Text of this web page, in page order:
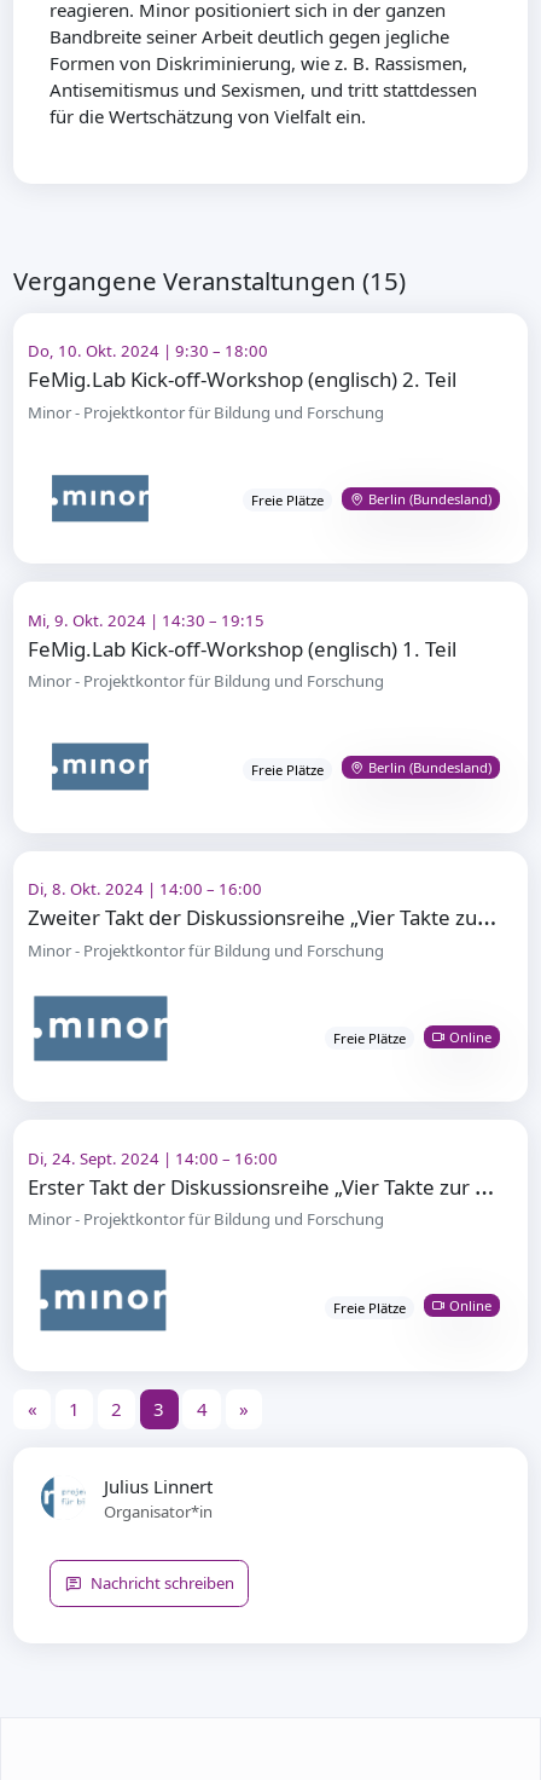
reagieren. Minor positioniert sich in der ganzen
Bandbreite seiner Arbeit deutlich gegen jegliche
Formen von Diskriminierung, wie z. B. Rassismen,
Antisemitismus und Sexismen, und tritt stattdessen
für die Wertschätzung von Vielfalt ein.
Vergangene Veranstaltungen (15)
Do, 10. Okt. 2024 | 9:30 – 18:00
FeMig.Lab Kick-off-Workshop (englisch) 2. Teil
Minor - Projektkontor für Bildung und Forschung
Freie Plätze Berlin (Bundesland)
Mi, 9. Okt. 2024 | 14:30 – 19:15
FeMig.Lab Kick-off-Workshop (englisch) 1. Teil
Minor - Projektkontor für Bildung und Forschung
Freie Plätze Berlin (Bundesland)
Di, 8. Okt. 2024 | 14:00 – 16:00
Z
weiter Takt der Diskussionsreihe „Vier Takte zur Demokratie im Übergangsbereich“
Minor - Projektkontor für Bildung und Forschung
Freie Plätze Online
Di, 24. Sept. 2024 | 14:00 – 16:00
E
rster Takt der Diskussionsreihe „Vier Takte zur Demokratie im Übergangsbereich“
Minor - Projektkontor für Bildung und Forschung
Freie Plätze Online
« 1 2 3 4 »
Julius Linnert
Organisator*in
Nachricht schreiben